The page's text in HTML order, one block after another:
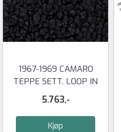
1967-1969 CAMARO
TEPPE SETT. LOOP IN
BLACK
5.763,-
Kjøp